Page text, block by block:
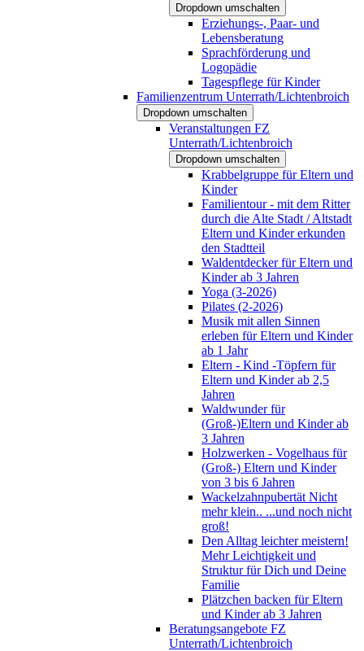
Dropdown umschalten
Erziehungs-, Paar- und
Lebensberatung
Sprachförderung und
Logopädie
Tagespflege für Kinder
Familienzentrum Unterrath/Lichtenbroich
Dropdown umschalten
Veranstaltungen FZ
Unterrath/Lichtenbroich
Dropdown umschalten
Krabbelgruppe für Eltern und
Kinder
Familientour - mit dem Ritter
durch die Alte Stadt / Altstadt
Eltern und Kinder erkunden
den Stadtteil
Waldentdecker für Eltern und
Kinder ab 3 Jahren
Yoga (3-2026)
Pilates (2-2026)
Musik mit allen Sinnen
erleben für Eltern und Kinder
ab 1 Jahr
Eltern - Kind -Töpfern für
Eltern und Kinder ab 2,5
Jahren
Waldwunder für
(Groß-)Eltern und Kinder ab
3 Jahren
Holzwerken - Vogelhaus für
(Groß-) Eltern und Kinder
von 3 bis 6 Jahren
Wackelzahnpubertät Nicht
mehr klein.. ...und noch nicht
groß!
Den Alltag leichter meistern!
Mehr Leichtigkeit und
Struktur für Dich und Deine
Familie
Plätzchen backen für Eltern
und Kinder ab 3 Jahren
Beratungsangebote FZ
Unterrath/Lichtenbroich